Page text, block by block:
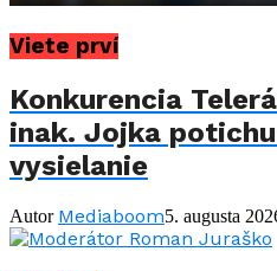
Viete prví
Konkurencia
inak. Jojka
vysielanie
Autor Mediaboom5. augusta